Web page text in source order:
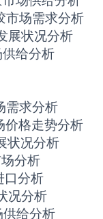
市场需求分析
展状况分析
供给分析
需求分析
价格走势分析
状况分析
分析
口分析
况分析
供给分析